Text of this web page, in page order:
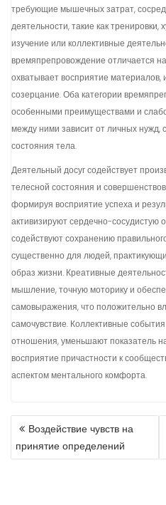
требующие мышечных затрат,
деятельности, такие как тренировки,
изучение или коллективные
времяпрепровождение отличается
охватывает восприятие материалов,
созерцание. Оба категории
особенными преимуществами и
между ними зависит от личных нужд,
состояния тела.
Деятельный досуг содействует
телесной состояния и
формируя восприятие успеха и
активизируют сердечно-
содействуют сохранению
существенно для людей,
образ жизни. Креативные
мышление, точную моторику и
самовыражения, что положительно
самочувствие. Коллективные
отношения, уменьшают показатель
восприятие причастности к
аспектом ментального комфорта.
POST
NAVIGATION
Воздействие чувств на
принятие определений